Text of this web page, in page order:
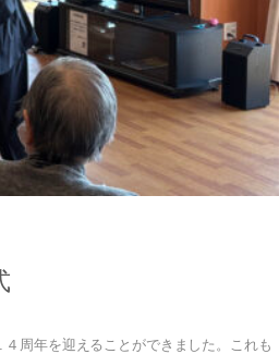
周年を迎えることができました。これも